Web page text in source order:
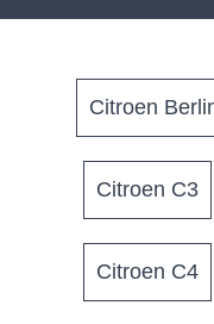
Citroen
Citroen C3
Citroen C4